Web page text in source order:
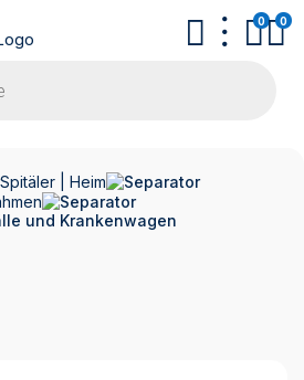
0 0
Spitäler | Heim
und Krankenwagen